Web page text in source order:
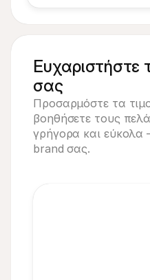
Ευχαριστήστε
σας
Προσαρμόστε τα
βοηθήσετε τους
γρήγορα και εύκολα
brand σας.